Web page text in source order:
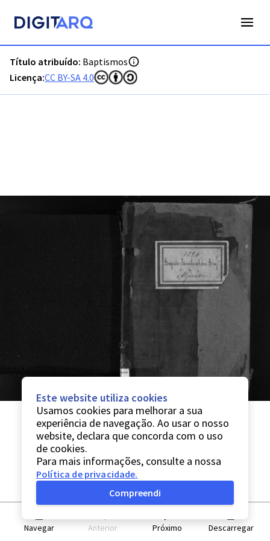
Título atribuído: Baptismos
Licença:CC BY-SA 4.0
Navegar Anterior Próximo Descarregar
Este website utiliza cookies
Usamos cookies para melhorar a sua
experiência de navegação. Ao usar o nosso
website, declara que concorda com o uso
de cookies.
Para mais informações, consulte a nossa
Política de privacidade.
Compreendi